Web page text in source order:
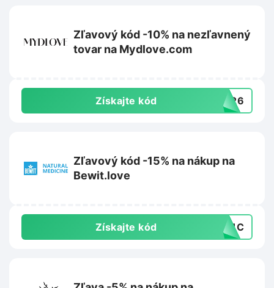
Zľavový kód -10% na nezľavnený
tovar na Mydlove.com
Získajte kód VE26
Zľavový kód -15% na nákup na
Bewit.love
Získajte kód PC1C